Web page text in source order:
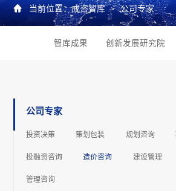
 当前位置：成咨智库 > 公司专家
智库成果 创新发展研究院
公司专家
投资决策 策划包装 规划咨询
投融资咨询 造价咨询 建设管理
管理咨询